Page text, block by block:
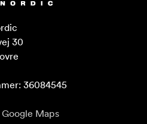
30
36084545
Maps